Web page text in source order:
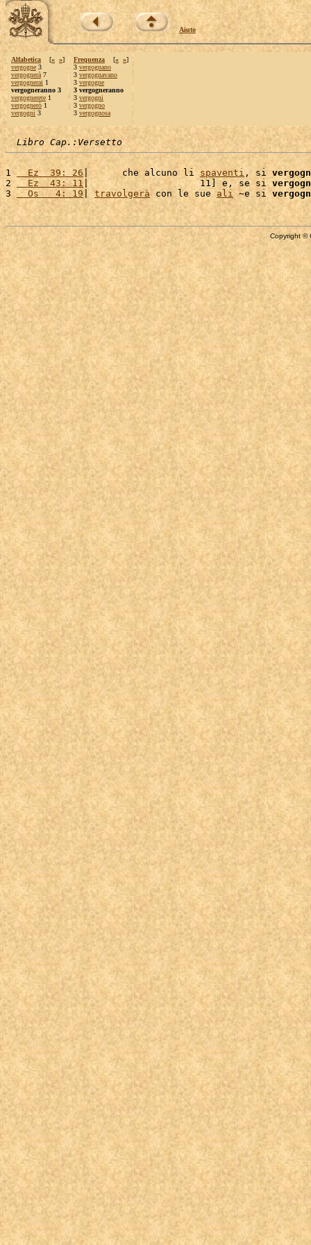
Aiuto
Alfabetica [« »]
vergogne 3
vergognerà 7
vergognerai 1
vergogneranno 3
vergognerete 1
vergognerò 1
vergogni 3
Frequenza [« »]
3 vergognano
3 vergognavano
3 vergogne
3 vergogneranno
3 vergogni
3 vergogno
3 vergognosa
Libro Cap.:Versetto
1
  Ez  39: 26
|      che alcuno li spaventi , si
2
  Ez  43: 11
|                    11] e, se si
3
  Os   4: 19
| travolgerà con le sue ali ~e si
Copyright ©